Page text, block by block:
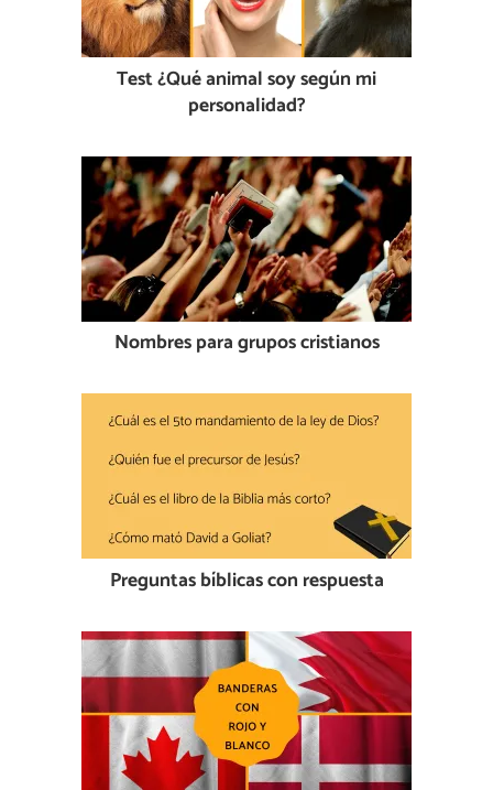
Test ¿Qué animal soy según mi
personalidad?
Nombres para grupos cristianos
Preguntas bíblicas con respuesta